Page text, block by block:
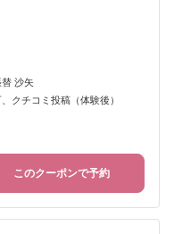
替 沙矢
クチコミ投稿（体験後）
このクーポンで予約